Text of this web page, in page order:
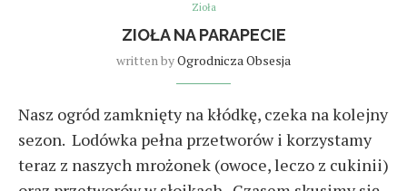
Zioła
ZIOŁA NA PARAPECIE
written byOgrodnicza Obsesja
Nasz ogród zamknięty na kłódkę, czeka na kolejny
sezon. Lodówka pełna przetworów i korzystamy
teraz z naszych mrożonek (owoce, leczo z cukinii)